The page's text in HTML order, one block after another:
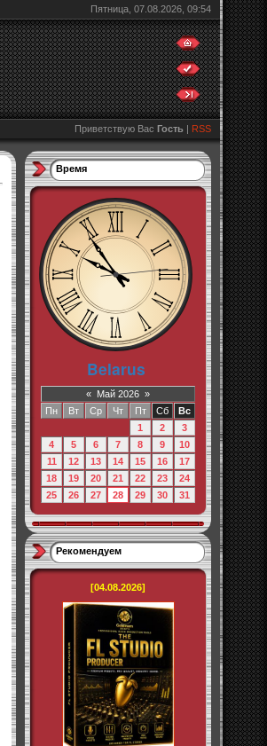
Пятница, 07.08.2026, 09:54
Приветствую Вас Гость | RSS
Время
« Май 2026 »
Пн
Вт Ср Чт Пт Сб
Вс
1
2
3
4
5 6 7 8 9
10
11
12 13 14 15 16
17
18
19 20 21 22 23
24
25
26 27 28 29 30 31
Рекомендуем
[04.08.2026]